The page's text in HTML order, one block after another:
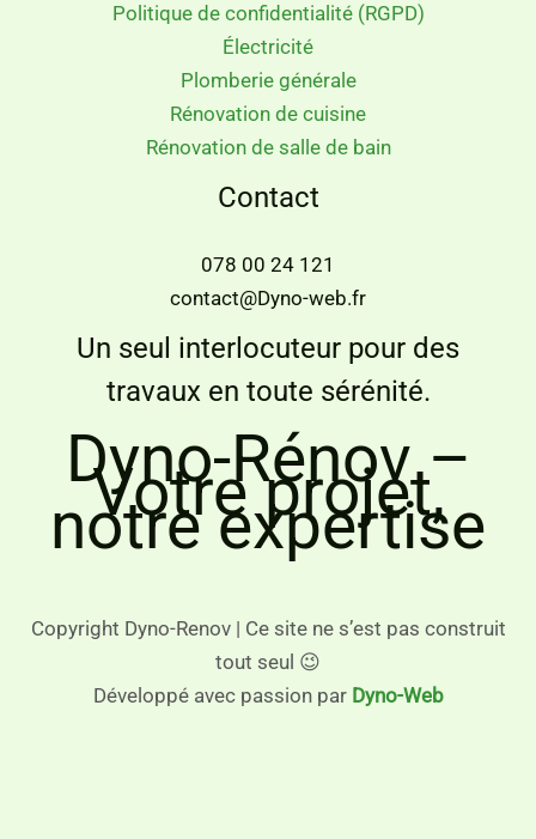
Politique de confidentialité (RGPD)
Électricité
Plomberie générale
Rénovation de cuisine
Rénovation de salle de bain
Contact
078 00 24 121
contact@Dyno-web.fr
Un seul interlocuteur pour des
travaux en toute sérénité.
Dyno-Rénov –
Votre projet,
notre expertise
Copyright Dyno-Renov | Ce site ne s’est pas construit
tout seul 😉
Développé avec passion par Dyno-Web